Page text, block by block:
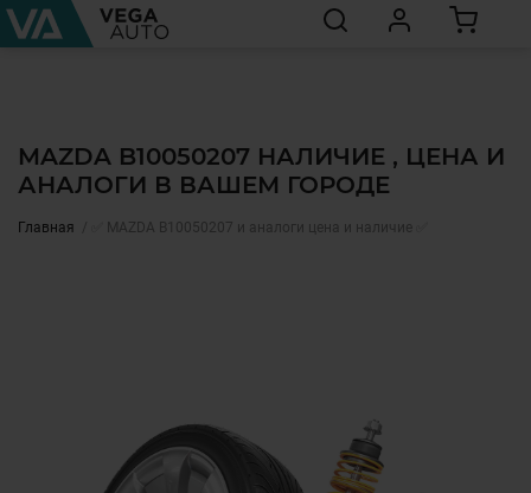
MAZDA B10050207 НАЛИЧИЕ , ЦЕНА И
АНАЛОГИ В ВАШЕМ ГОРОДЕ
Главная ✅ MAZDA B10050207 и аналоги цена и наличие ✅